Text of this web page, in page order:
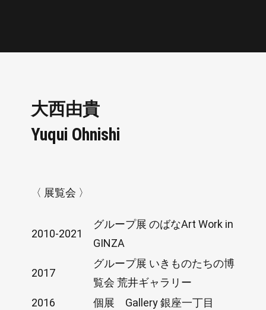
大西由貴
Yuqui Ohnishi
〈 展覧会 〉
2010-2021
グループ展 のばなArt Work in
GINZA
2017
グループ展 いきものたちの博
覧会 荒井ギャラリー
2016
個展 Gallery 銀座一丁目